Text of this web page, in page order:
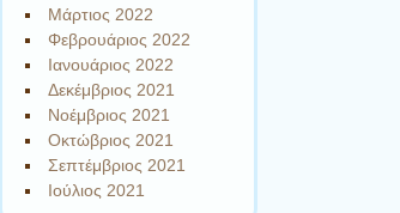
Μάρτιος 2022
Φεβρουάριος 2022
Ιανουάριος 2022
Δεκέμβριος 2021
Νοέμβριος 2021
Οκτώβριος 2021
Σεπτέμβριος 2021
Ιούλιος 2021